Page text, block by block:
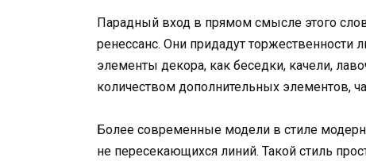
Парадный вход в прямом смысле этого
ренессанс. Они придадут
элементы декора, как беседки, качели,
количеством дополнительных элементов,
Более современные модели в стиле модерн
не пересекающихся линий. Такой стиль